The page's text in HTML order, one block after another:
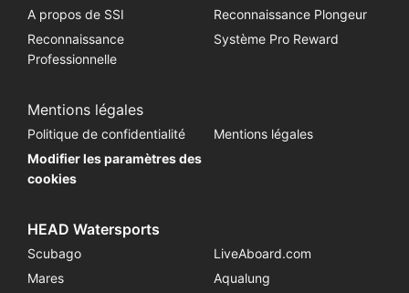
A propos de SSI
Reconnaissance Plongeur
Reconnaissance
Professionnelle
Système Pro Reward
Mentions légales
Politique de confidentialité
Mentions légales
Modifier les paramètres des
cookies
HEAD Watersports
Scubago
LiveAboard.com
Mares
Aqualung